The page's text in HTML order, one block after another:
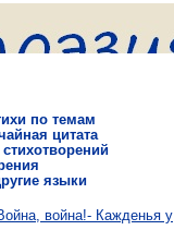
по темам
цитата
стихотворений
языки
война!- Кажденья у